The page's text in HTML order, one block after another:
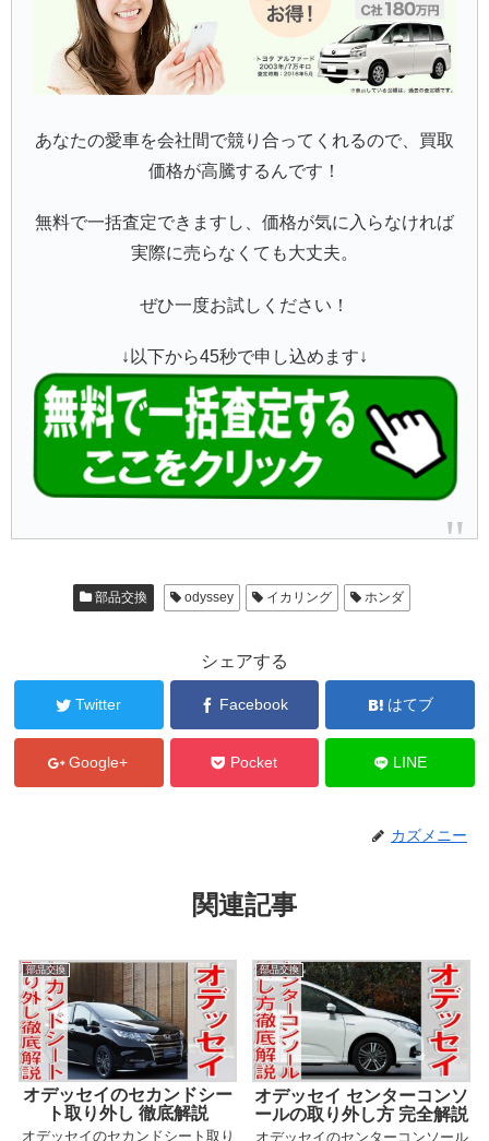
あなたの愛車を会社間で競り合ってくれるので、買取
価格が高騰するんです！
無料で一括査定できますし、価格が気に入らなければ
実際に売らなくても大丈夫。
ぜひ一度お試しください！
↓以下から45秒で申し込めます↓
部品交換 odyssey イカリング ホンダ
シェアする
Twitter Facebook はてブ
Google+ Pocket LINE
カズメニー
関連記事
部品交換
オデッセイのセカンドシー
ト取り外し 徹底解説
オデッセイのセカンドシート取り
部品交換
オデッセイ センターコンソ
ールの取り外し方 完全解説
オデッセイのセンターコンソール